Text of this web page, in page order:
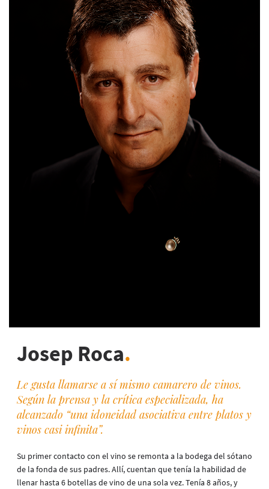
Josep Roca.
Le gusta llamarse a sí mismo camarero de vinos.
Según la prensa y la crítica especializada, ha
alcanzado “una idoneidad asociativa entre platos y
vinos casi infinita”.
Su primer contacto con el vino se remonta a la bodega del sótano
de la fonda de sus padres. Allí, cuentan que tenía la habilidad de
llenar hasta 6 botellas de vino de una sola vez. Tenía 8 años, y